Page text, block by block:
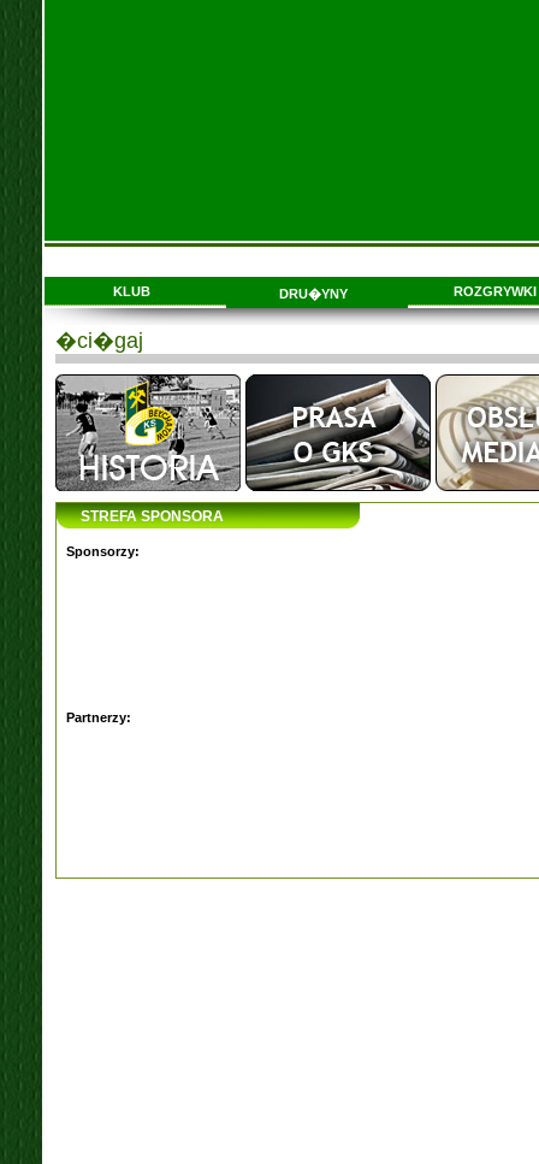
KLUB DRU�YNY ROZGRYWKI
�ci�gaj
STREFA SPONSORA
Sponsorzy:
Partnerzy: